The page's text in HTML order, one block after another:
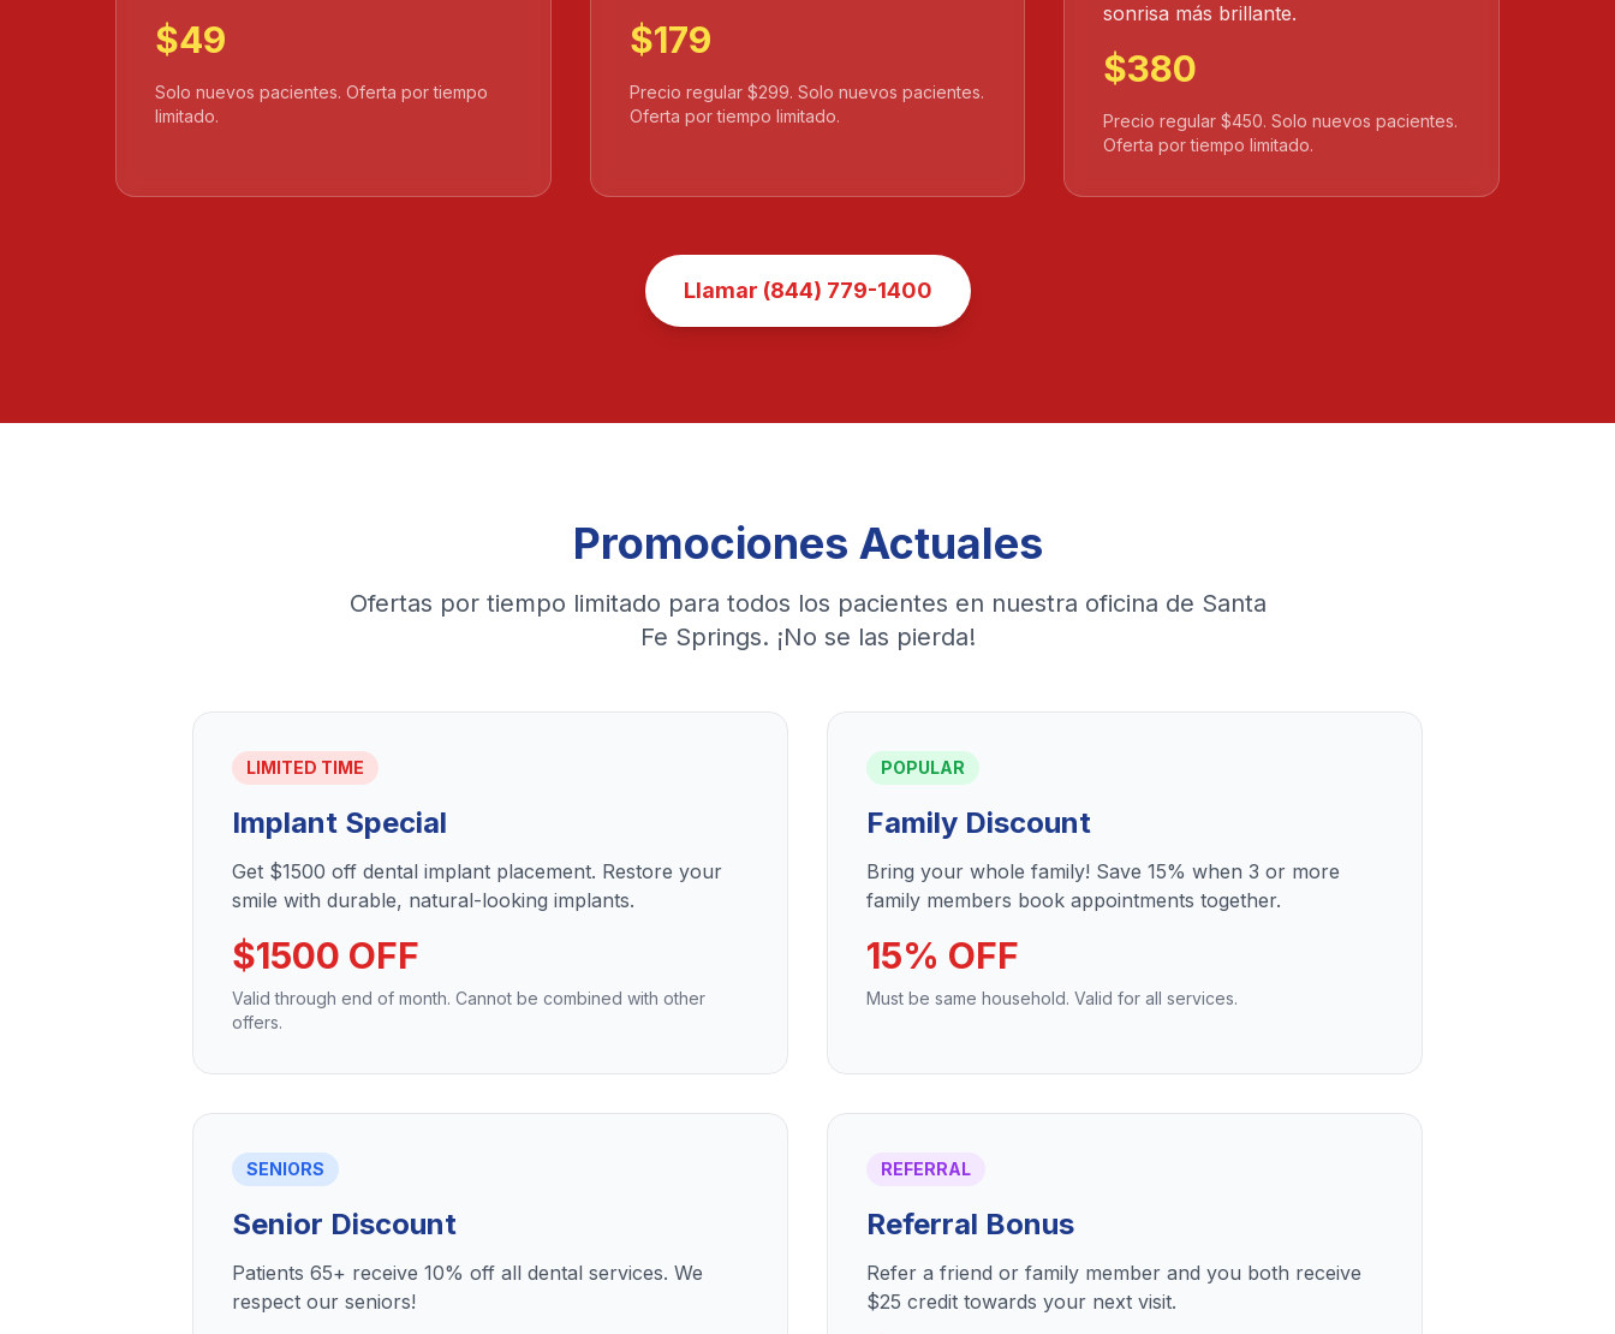
$49
Solo nuevos pacientes. Oferta por tiempo
limitado.
$179
Precio regular $299. Solo nuevos pacientes.
Oferta por tiempo limitado.
sonrisa más brillante.
$380
Precio regular $450. Solo nuevos pacientes.
Oferta por tiempo limitado.
Llamar (844) 779-1400
Promociones Actuales
Ofertas por tiempo limitado para todos los pacientes en nuestra oficina de Santa
Fe Springs. ¡No se las pierda!
LIMITED TIME
Implant Special
Get $1500 off dental implant placement. Restore your
smile with durable, natural-looking implants.
$1500 OFF
Valid through end of month. Cannot be combined with other
offers.
POPULAR
Family Discount
Bring your whole family! Save 15% when 3 or more
family members book appointments together.
15% OFF
Must be same household. Valid for all services.
SENIORS
Senior Discount
Patients 65+ receive 10% off all dental services. We
respect our seniors!
REFERRAL
Referral Bonus
Refer a friend or family member and you both receive
$25 credit towards your next visit.